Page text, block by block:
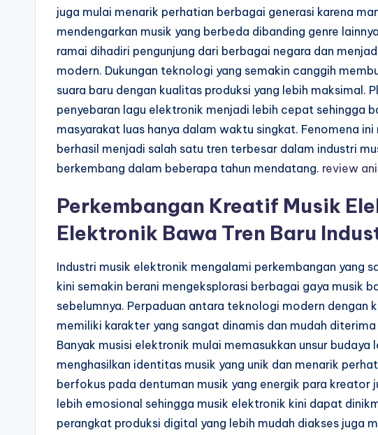
juga mulai menarik perhatian berbagai generasi karena
mendengarkan musik yang berbeda dibanding genre
ramai dihadiri pengunjung dari berbagai negara dan
modern. Dukungan teknologi yang semakin canggih
suara baru dengan kualitas produksi yang lebih maksimal.
penyebaran lagu elektronik menjadi lebih cepat sehingga
masyarakat luas hanya dalam waktu singkat. Fenomena
berhasil menjadi salah satu tren terbesar dalam industri
berkembang dalam beberapa tahun mendatang. review
Perkembangan Kreatif Musik
Elektronik Bawa Tren Baru
Industri musik elektronik mengalami perkembangan yang
kini semakin berani mengeksplorasi berbagai gaya musik
sebelumnya. Perpaduan antara teknologi modern dengan
memiliki karakter yang sangat dinamis dan mudah
Banyak musisi elektronik mulai memasukkan unsur budaya
menghasilkan identitas musik yang unik dan menarik
berfokus pada dentuman musik yang energik para kreator
lebih emosional sehingga musik elektronik kini dapat
perangkat produksi digital yang lebih mudah diakses juga